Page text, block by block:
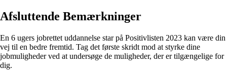
Afsluttende Bemærkninger
En 6 ugers jobrettet uddannelse star på Positivlisten 2023 kan være din
vej til en bedre fremtid. Tag det første skridt mod at styrke dine
jobmuligheder ved at undersøge de muligheder, der er tilgængelige for
dig.